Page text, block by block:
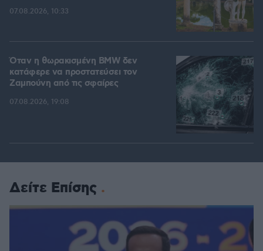
07.08.2026, 10:33
Όταν η θωρακισμένη BMW δεν
κατάφερε να προστατεύσει τον
Ζαμπούνη από τις σφαίρες
07.08.2026, 19:08
Δείτε Επίσης